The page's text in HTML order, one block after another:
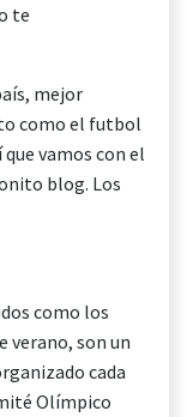
te
mejor
como el futbol
vamos con el
blog. Los
como los
verano, son un
cada
Olímpico